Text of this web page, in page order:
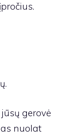
gerovė
nuolat